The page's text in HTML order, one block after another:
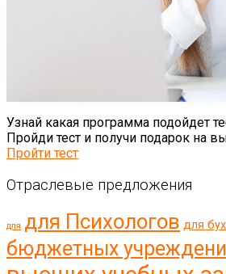
Узнай какая программа подойдет
Пройди тест и получи подарок на
Пройти тест
Отраслевые предложения
для для Психологов для
бюджетных